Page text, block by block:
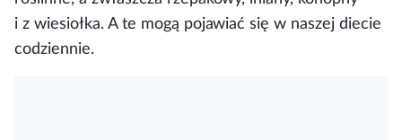
i z wiesiołka. A te mogą pojawiać się w naszej diecie
codziennie.